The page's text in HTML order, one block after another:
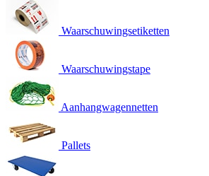
Waarschuwingsetiketten
Waarschuwingstape
Aanhangwagennetten
Pallets